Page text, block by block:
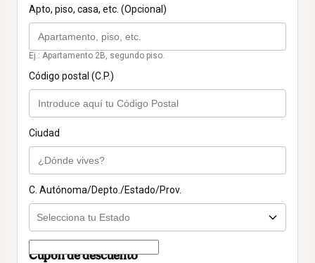
Apto, piso, casa, etc. (Opcional)
Ej.: Apartamento 2B, segundo piso.
Código postal (C.P.)
Ciudad
C. Autónoma/Depto./Estado/Prov.
Cupón de descuento